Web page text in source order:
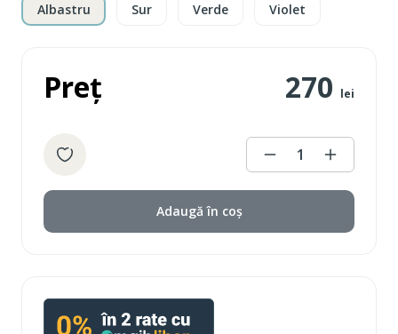
Albastru
Sur Verde Violet
Preț 270 lei
1
Adaugă în coș